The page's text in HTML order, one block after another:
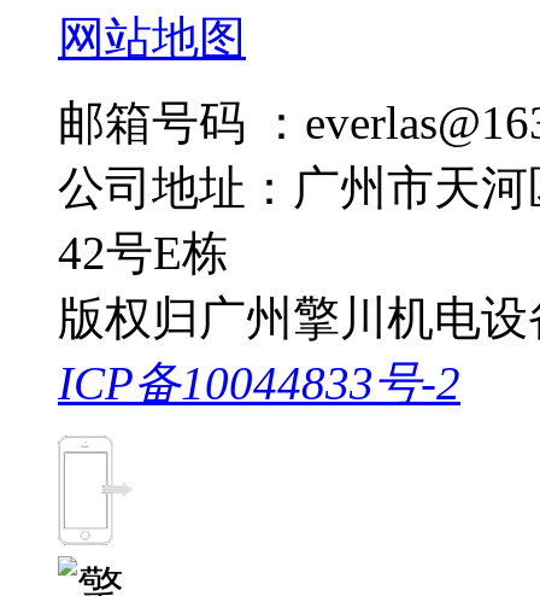
网站地图
邮箱号码 ：
公司地址：广州市天
42号E栋
版权归广州擎川机电
ICP备10044833号-2